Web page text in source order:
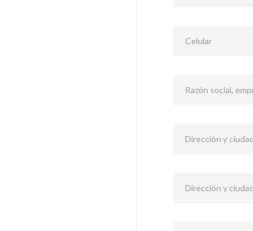
Celular
Razón social,
Dirección y
Dirección y